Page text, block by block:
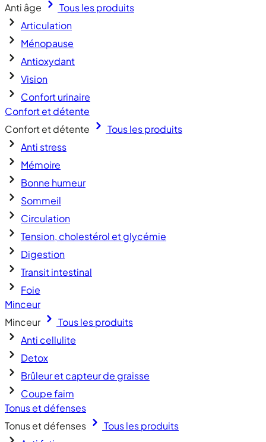
Anti âge
Tous les produits
Articulation
Ménopause
Antioxydant
Vision
Confort urinaire
Confort et détente
Confort et détente
Tous les produits
Anti stress
Mémoire
Bonne humeur
Sommeil
Circulation
Tension, cholestérol et glycémie
Digestion
Transit intestinal
Foie
Minceur
Minceur
Tous les produits
Anti cellulite
Detox
Brûleur et capteur de graisse
Coupe faim
Tonus et défenses
Tonus et défenses
Tous les produits